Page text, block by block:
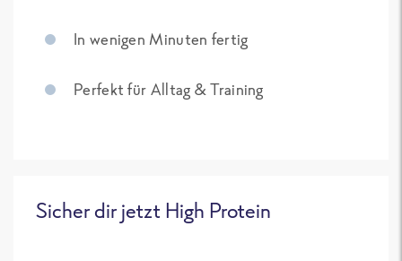
In wenigen Minuten fertig
Perfekt für Alltag & Training
Sicher dir jetzt High Protein